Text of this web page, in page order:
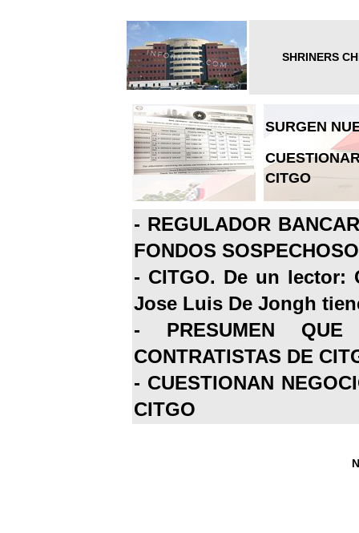
SHRINERS
SURGEN
CITGO
- REGULADOR
FONDOS
- CITGO. De un lector:
Jose Luis De Jongh
- PRESUMEN
CONTRATISTAS DE
- CUESTIONAN
CITGO